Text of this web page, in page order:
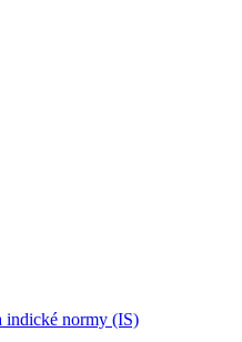
indické normy (IS)